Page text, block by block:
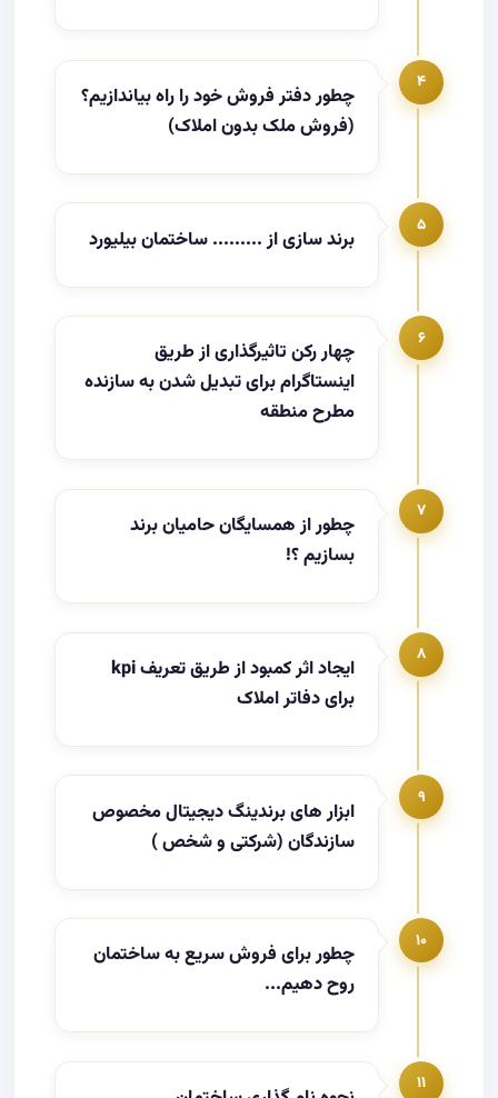
۴
چطور دفتر فروش خود را راه بیاندازیم؟
(فروش ملک بدون املاک)
۵
برند سازی از ......... ساختمان بیلیورد
۶
چهار رکن تاثیرگذاری از طریق
اینستاگرام برای تبدیل شدن به سازنده
مطرح منطقه
۷
چطور از همسایگان حامیان برند
بسازیم ؟!
۸
ایجاد اثر کمبود از طریق تعریف kpi
برای دفاتر املاک
۹
ابزار های برندینگ دیجیتال مخصوص
سازندگان (شرکتی و شخص )
۱۰
چطور برای فروش سریع به ساختمان
روح دهیم...
۱۱